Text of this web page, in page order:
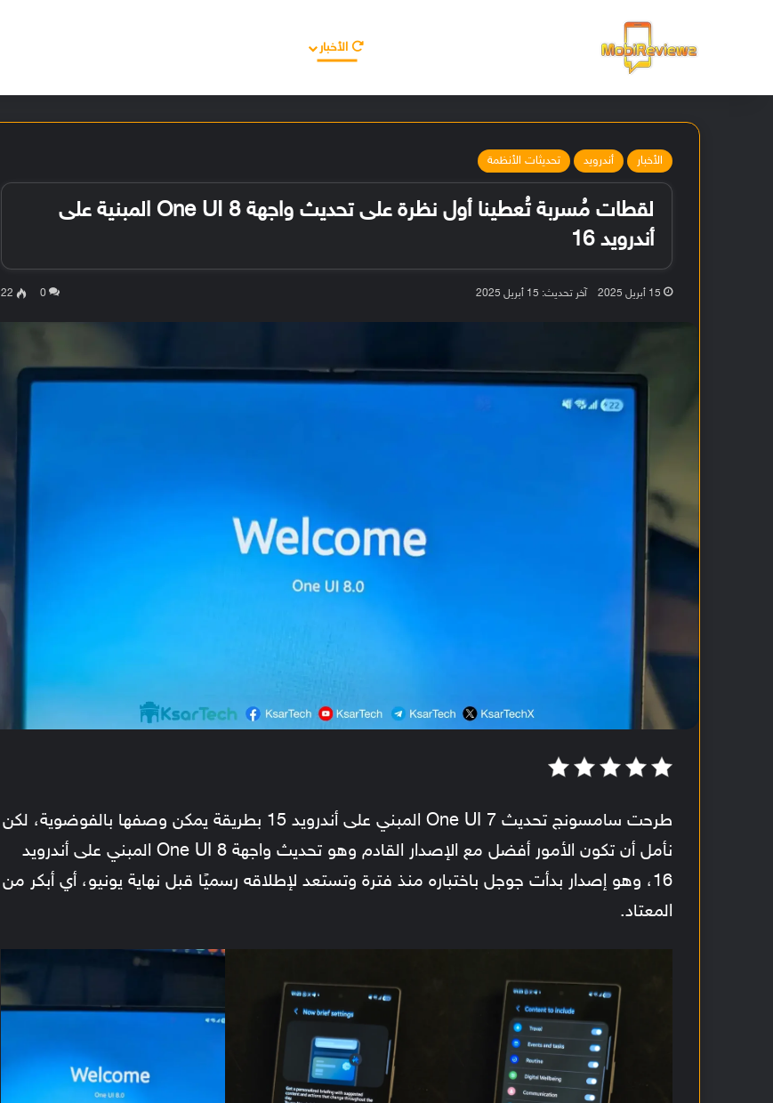
الأخبار
الأخبار أندرويد تحديثات الأنظمة
لقطات مُسربة تُعطينا أول نظرة على تحديث واجهة One UI 8 المبنية على
أندرويد 16
15 أبريل 2025 آخر تحديث: 15 أبريل 2025 0
22
طرحت سامسونج تحديث One UI 7 المبني على أندرويد 15 بطريقة يمكن وصفها بالفوضوية، لكن
نأمل أن تكون الأمور أفضل مع الإصدار القادم وهو تحديث واجهة One UI 8 المبني على أندرويد
16، وهو إصدار بدأت جوجل باختباره منذ فترة وتستعد لإطلاقه رسميًا قبل نهاية يونيو، أي أبكر من
المعتاد.